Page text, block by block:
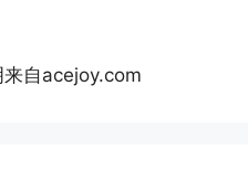
自acejoy.com